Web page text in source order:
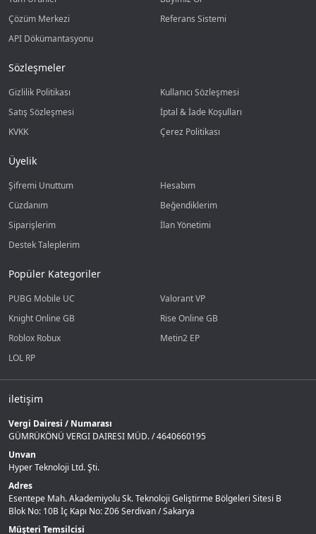
Çözüm Merkezi
Referans Sistemi
API Dökümantasyonu
Sözleşmeler
Gizlilik Politikası
Kullanıcı Sözleşmesi
Satış Sözleşmesi
İptal & İade Koşulları
KVKK
Çerez Politikası
Üyelik
Şifremi Unuttum
Hesabım
Cüzdanım
Beğendiklerim
Siparişlerim
İlan Yönetimi
Destek Taleplerim
Popüler Kategoriler
PUBG Mobile UC
Valorant VP
Knight Online GB
Rise Online GB
Roblox Robux
Metin2 EP
LOL RP
iletişim
Vergi Dairesi / Numarası
GÜMRÜKÖNÜ VERGI DAIRESI MÜD. / 4640660195
Unvan
Hyper Teknoloji Ltd. Şti.
Adres
Esentepe Mah. Akademiyolu Sk. Teknoloji Geliştirme Bölgeleri Sitesi B
Blok No: 10B İç Kapı No: Z06 Serdivan / Sakarya
Müşteri Temsilcisi